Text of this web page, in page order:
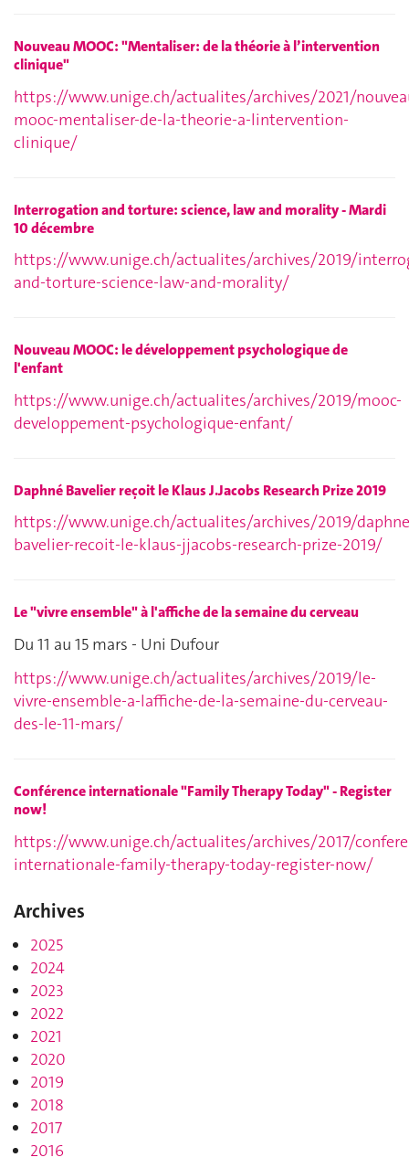
Nouveau MOOC: "Mentaliser: de la théorie à l’intervention
clinique"
https://www.unige.ch/actualites/archives/2021/
mooc-mentaliser-de-la-theorie-a-lintervention-
clinique/
Interrogation and torture: science, law and morality - Mardi
10 décembre
https://www.unige.ch/actualites/archives/2019/
and-torture-science-law-and-morality/
Nouveau MOOC: le développement psychologique de
l'enfant
https://www.unige.ch/actualites/archives/2019/mooc-
developpement-psychologique-enfant/
Daphné Bavelier reçoit le Klaus J.Jacobs Research Prize 2019
https://www.unige.ch/actualites/archives/2019/
bavelier-recoit-le-klaus-jjacobs-research-prize-2019/
Le "vivre ensemble" à l'affiche de la semaine du cerveau
Du 11 au 15 mars - Uni Dufour
https://www.unige.ch/actualites/archives/2019/le-
vivre-ensemble-a-laffiche-de-la-semaine-du-cerveau-
des-le-11-mars/
Conférence internationale "Family Therapy Today" - Register
now!
https://www.unige.ch/actualites/archives/2017/
internationale-family-therapy-today-register-now/
Archives
2025
2024
2023
2022
2021
2020
2019
2018
2017
2016